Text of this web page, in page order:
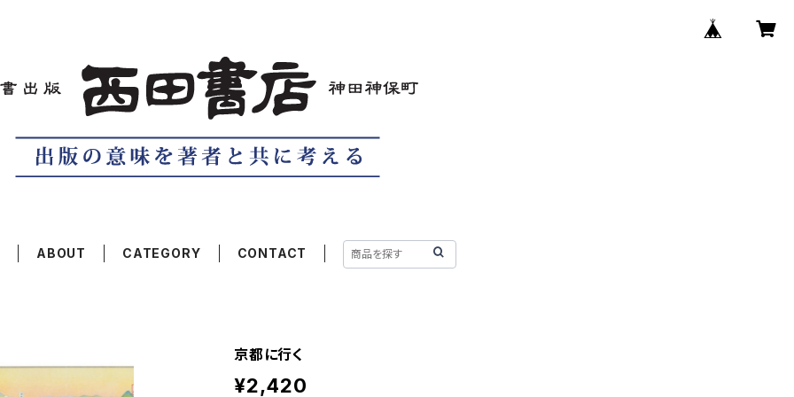
ABOUT CATEGORY CONTACT
京都に行く
¥2,420